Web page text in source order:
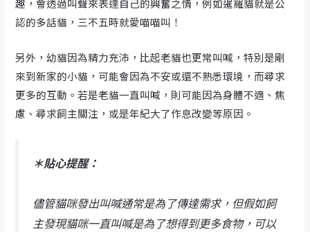
趣，會透過叫聲來表達自己的興奮之情，例如暹羅貓就是公
認的多話貓，三不五時就愛喵喵叫！
另外，幼貓因為精力充沛，比起老貓也更常叫喊，特別是剛
來到新家的小貓，可能會因為不安或還不熟悉環境，而尋求
更多的互動。若是老貓一直叫喊，則可能因為身體不適、焦
慮、尋求飼主關注，或是年紀大了作息改變等原因。
＊貼心提醒：
儘管貓咪發出叫喊通常是為了傳達需求，但假如飼
主發現貓咪一直叫喊是為了想得到更多食物，可以